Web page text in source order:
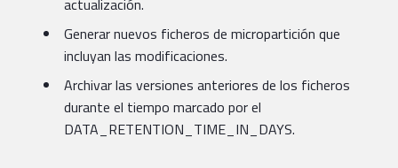
actualización.
Generar nuevos ficheros de micropartición que
incluyan las modificaciones.
Archivar las versiones anteriores de los ficheros
durante el tiempo marcado por el
DATA_RETENTION_TIME_IN_DAYS.